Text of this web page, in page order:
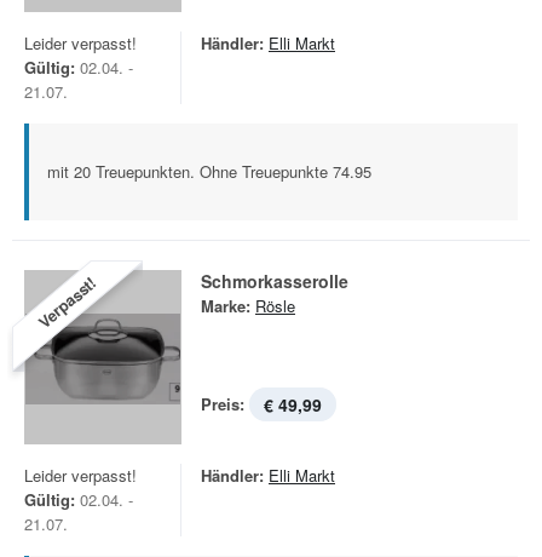
Leider verpasst!
Gültig: 02.04. -
21.07.
Händler: Elli Markt
mit 20 Treuepunkten. Ohne Treuepunkte 74.95
Verpasst! Schmorkasserolle
Marke: Rösle
Preis: € 49,99
Leider verpasst!
Gültig: 02.04. -
21.07.
Händler: Elli Markt